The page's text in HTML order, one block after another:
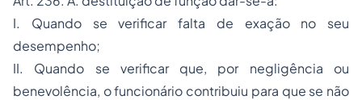
I. Quando se verificar falta de exação no seu
desempenho;
II. Quando se verificar que, por negligência ou
benevolência, o funcionário contribuiu para que se não